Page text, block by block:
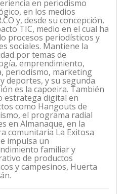
en periodismo
en los medios
y, desde su concepción,
TIC, medio en el cual ha
procesos periodísticos y
sociales. Mantiene la
por temas de
emprendimiento,
periodismo, marketing
deportes, y su segunda
es la capoeira. También
estratega digital en
como Hangouts de
el programa radial
en Almanaque, en la
comunitaria La Exitosa
impulsa un
familiar y
de productos
y campesinos, Huerta